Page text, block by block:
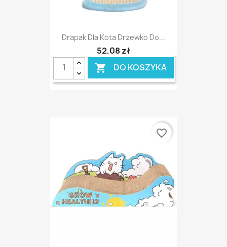
Drapak Dla Kota Drzewko Do...
52,08 zł
 DO KOSZYKA
favorite_border